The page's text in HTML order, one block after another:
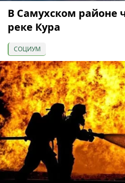
В Самухском районе
реке Кура
СОЦИУМ